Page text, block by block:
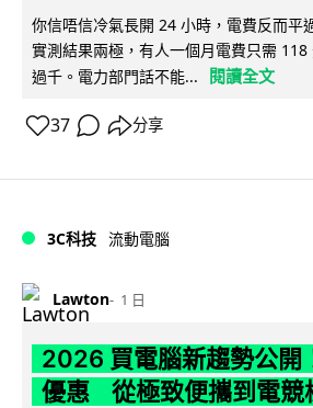
你信唔信冷氣長開 24 小時，電費反而平
實測結果兩極，有人一個月電費只需
過千。電力部門話不能...
閱讀全文
37 分享
3C科技 流動電腦
Lawton 1 日
2026 買電腦新趨勢公開
優惠 從極致便攜到電競